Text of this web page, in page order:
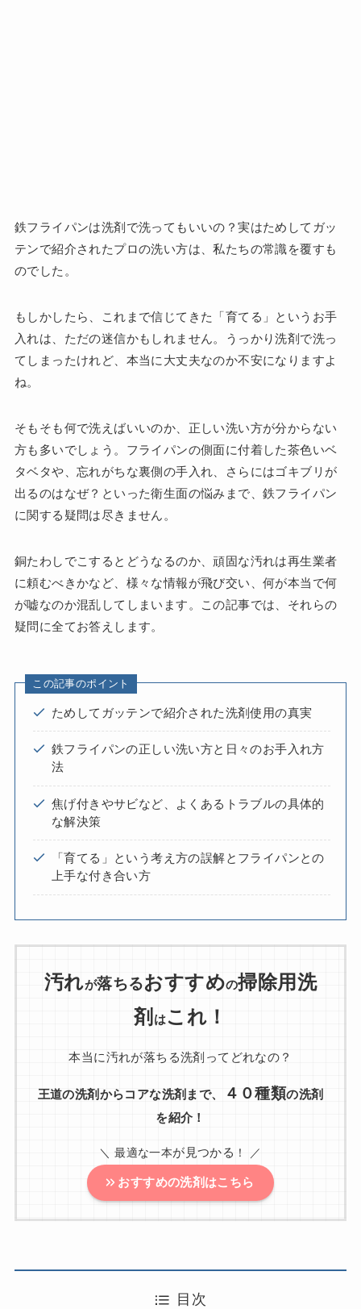
鉄フライパンは洗剤で洗ってもいいの？実はためしてガッ
テンで紹介されたプロの洗い方は、私たちの常識を覆すも
のでした。
もしかしたら、これまで信じてきた「育てる」というお手
入れは、ただの迷信かもしれません。うっかり洗剤で洗っ
てしまったけれど、本当に大丈夫なのか不安になりますよ
ね。
そもそも何で洗えばいいのか、正しい洗い方が分からない
方も多いでしょう。フライパンの側面に付着した茶色いベ
タベタや、忘れがちな裏側の手入れ、さらにはゴキブリが
出るのはなぜ？といった衛生面の悩みまで、鉄フライパン
に関する疑問は尽きません。
銅たわしでこするとどうなるのか、頑固な汚れは再生業者
に頼むべきかなど、様々な情報が飛び交い、何が本当で何
が嘘なのか混乱してしまいます。この記事では、それらの
疑問に全てお答えします。
この記事のポイント
ためしてガッテンで紹介された洗剤使用の真実
鉄フライパンの正しい洗い方と日々のお手入れ方
法
焦げ付きやサビなど、よくあるトラブルの具体的
な解決策
「育てる」という考え方の誤解とフライパンとの
上手な付き合い方
汚れが落ちるおすすめの掃除用洗
剤 はこれ！
本当に汚れが落ちる洗剤ってどれなの？
王道の洗剤からコアな洗剤まで、 ４０種類の洗剤
を紹介！
＼ 最適な一本が見つかる ！ ／
おすすめの洗剤はこちら
目次